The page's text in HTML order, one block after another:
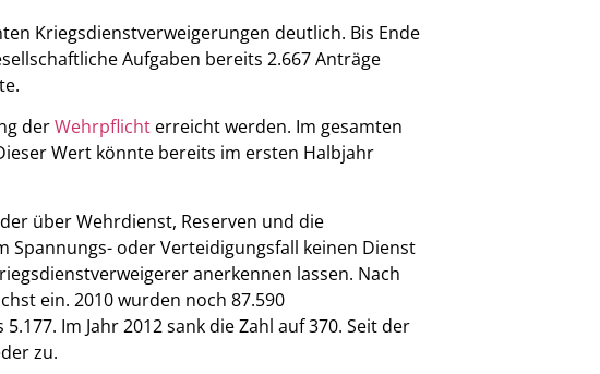
Kriegsdienstverweigerungen deutlich. Bis Ende
Aufgaben bereits 2.667 Anträge
derWehrpflicht erreicht werden. Im gesamten
Wert könnte bereits im ersten Halbjahr
über Wehrdienst, Reserven und die
Spannungs- oder Verteidigungsfall keinen Dienst
anerkennen lassen. Nach
ein. 2010 wurden noch 87.590
Im Jahr 2012 sank die Zahl auf 370. Seit der
zu.